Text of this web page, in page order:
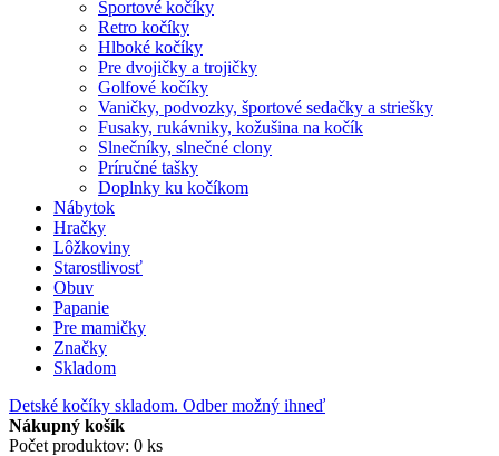
Športové kočíky
Retro kočíky
Hlboké kočíky
Pre dvojičky a trojičky
Golfové kočíky
Vaničky, podvozky, športové sedačky a striešky
Fusaky, rukávniky, kožušina na kočík
Slnečníky, slnečné clony
Príručné tašky
Doplnky ku kočíkom
Nábytok
Hračky
Lôžkoviny
Starostlivosť
Obuv
Papanie
Pre mamičky
Značky
Skladom
Detské kočíky skladom. Odber možný ihneď
Nákupný košík
Počet produktov: 0 ks